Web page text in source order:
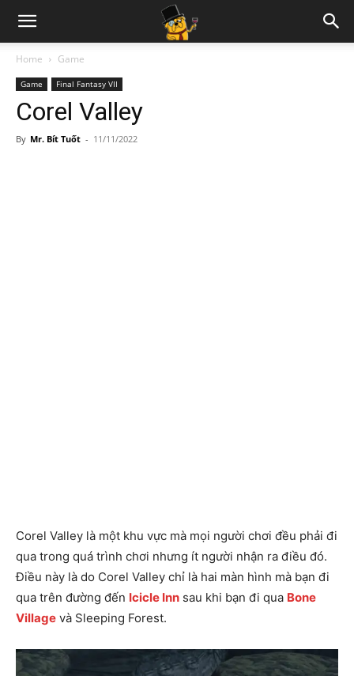
Home Game
Game Final Fantasy VII
Corel Valley
By Mr. Bít Tuốt - 11/11/2022
Corel Valley là một khu vực mà mọi người chơi đều phải đi
qua trong quá trình chơi nhưng ít người nhận ra điều đó.
Điều này là do Corel Valley chỉ là hai màn hình mà bạn đi
qua trên đường đến Icicle Inn sau khi bạn đi qua Bone
Village và Sleeping Forest.